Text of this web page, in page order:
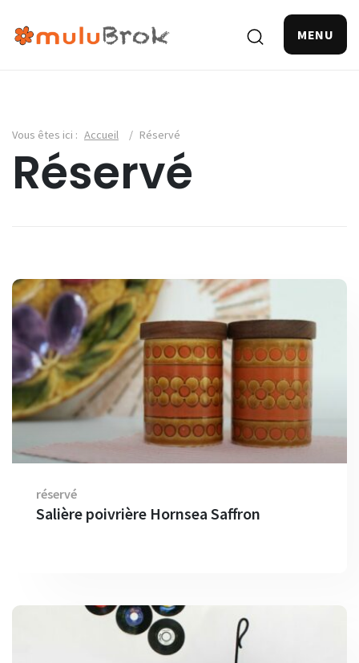
MENU
Vous êtes ici : Accueil / Réservé
Réservé
réservé
Salière poivrière Hornsea Saffron